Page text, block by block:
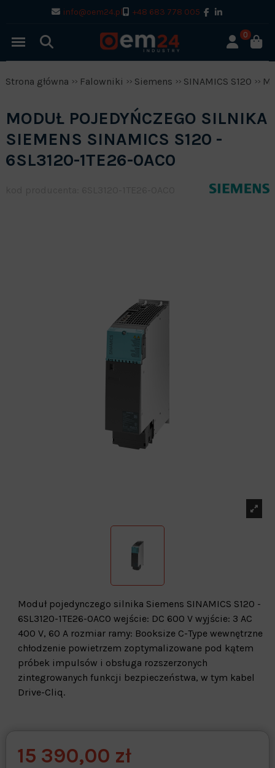
info@oem24.pl +48 683 778 005
0
Strona główna Falowniki Siemens SINAMICS S120
MODUŁ POJEDYŃCZEGO SILNIKA
SIEMENS SINAMICS S120 -
6SL3120-1TE26-0AC0
Moduł pojedynczego silnika Siemens SINAMICS S120 -
6SL3120-1TE26-0AC0 wejście: DC 600 V wyjście: 3 AC
400 V, 60 A rozmiar ramy: Booksize C-Type wewnętrzne
chłodzenie powietrzem zoptymalizowane pod kątem
próbek impulsów i obsługa rozszerzonych
zintegrowanych funkcji bezpieczeństwa, w tym kabel
Drive-Cliq.
Warehouse
15 390,00 zł